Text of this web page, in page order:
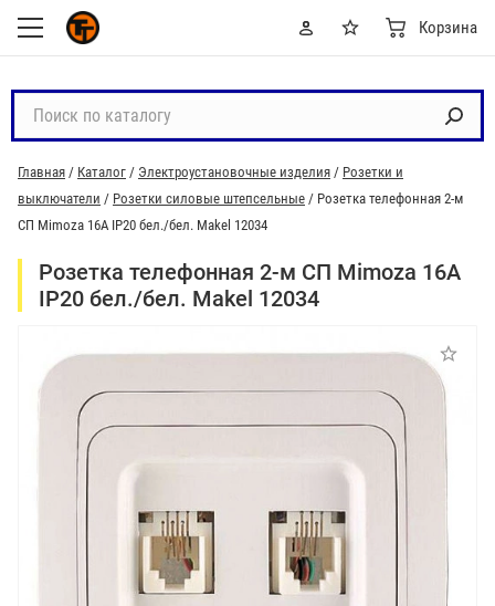
Корзина
с
к
п
о
а
Главная / Каталог / Электроустановочные изделия / Розетки и
выключатели / Розетки силовые штепсельные / Розетка телефонная 2-м
СП Mimoza 16А IP20 бел./бел. Makel 12034
Розетка телефонная 2-м СП Mimoza 16А
IP20 бел./бел. Makel 12034